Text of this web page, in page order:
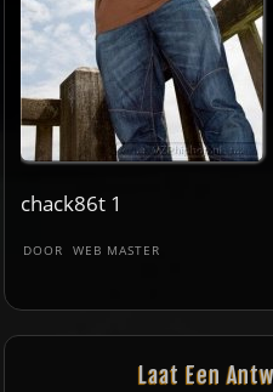
chack86t 1
DOOR WEB MASTER
Laat Een